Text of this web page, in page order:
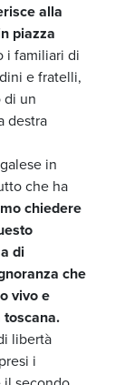
alla
piazza
i familiari di
e fratelli,
di un
destra
in
che ha
chiedere
di
che
vivo e
libertà
i